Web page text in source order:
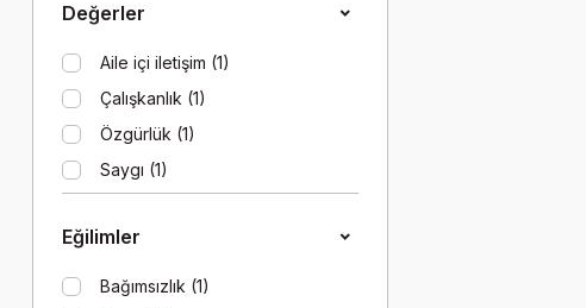
Değerler
Aile içi iletişim (1)
Çalışkanlık (1)
Özgürlük (1)
Saygı (1)
Sorumluluk (1)
Eğilimler
Bağımsızlık (1)